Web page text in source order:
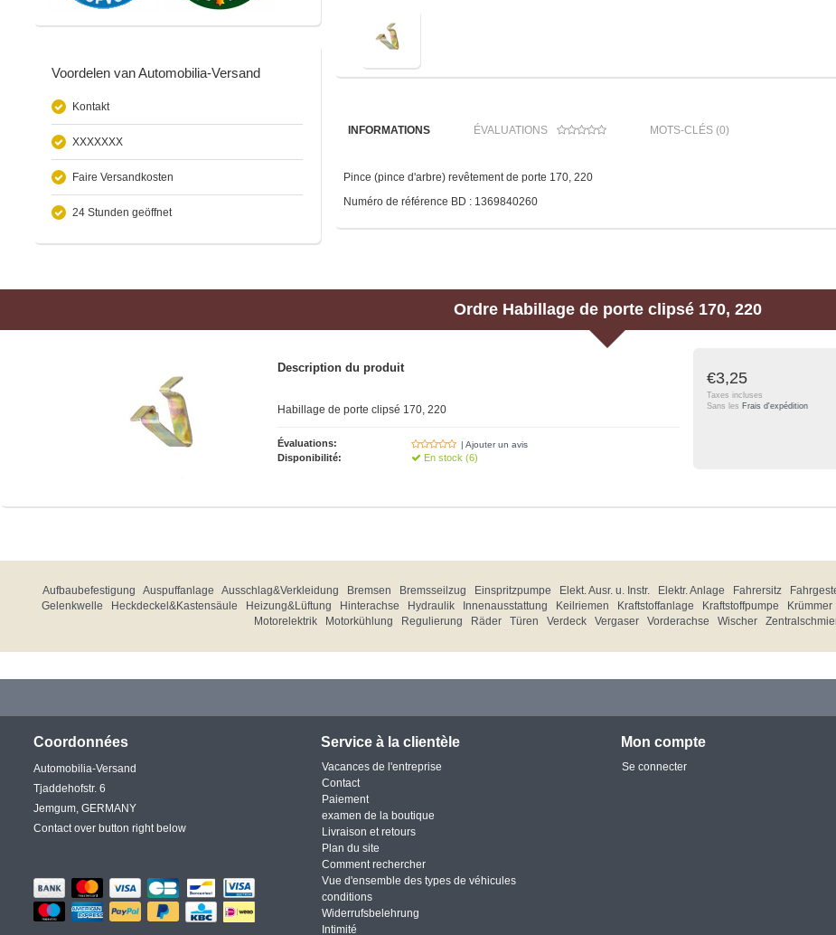
Voordelen van Automobilia-Versand
Kontakt
XXXXXXX
Faire Versandkosten
24 Stunden geöffnet
INFORMATIONS ÉVALUATIONS MOTS-CLÉS (0)
Pince (pince d'arbre) revêtement de porte 170, 220
Numéro de référence BD : 1369840260
Ordre Habillage de porte clipsé 170, 220
Description du produit
Habillage de porte clipsé 170, 220
Évaluations: | Ajouter un avis
Disponibilité: En stock (6)
€3,25
Taxes incluses
Sans les Frais d'expédition
Aufbaubefestigung Auspuffanlage Ausschlag&Verkleidung Bremsen Bremsseilzug Einspritzpumpe Elekt. Ausr. u. Instr. Elektr. Anlage Fahrersitz
Gelenkwelle
Heckdeckel&Kastensäule Heizung&Lüftung Hinterachse Hydraulik Innenausstattung Keilriemen Kraftstoffanlage Kraftstoffpumpe Krümmer
Motorelektrik
Motorkühlung Regulierung Räder Türen Verdeck Vergaser Vorderachse Wischer
Coordonnées
Automobilia-Versand
Tjaddehofstr. 6
Jemgum, GERMANY
Contact over button right below
Service à la clientèle
Vacances de l'entreprise
Contact
Paiement
examen de la boutique
Livraison et retours
Plan du site
Comment rechercher
Vue d'ensemble des types de véhicules
conditions
Widerrufsbelehrung
Intimité
Mon compte
Se connecter